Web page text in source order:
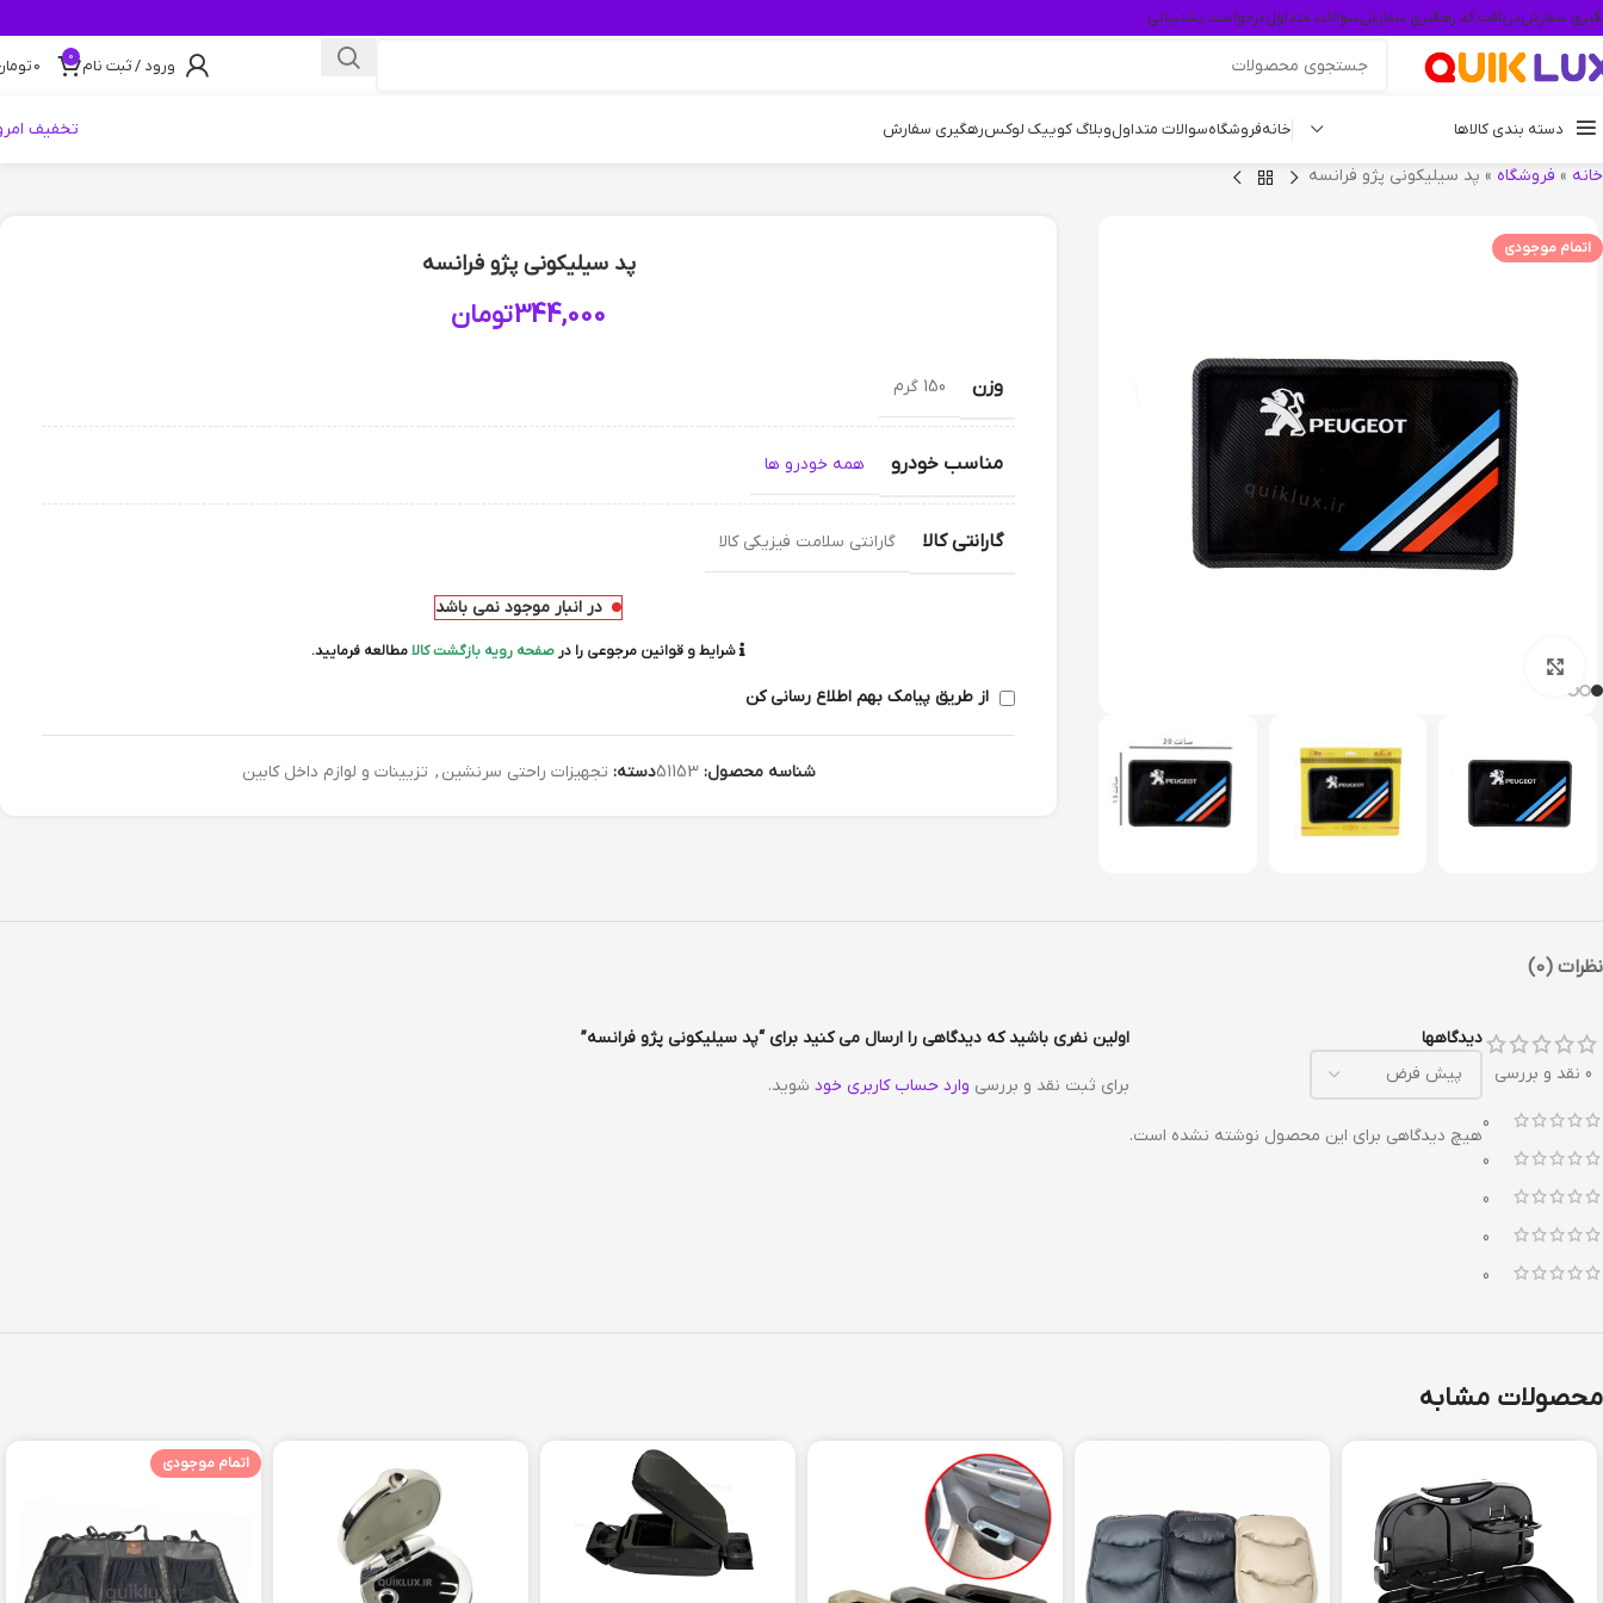
سفارشدریافت کد رهگیری سفارشسوالات متداولدرخواست پشتیبانی
ورود / ثبت نام 0
0
دسته بندی کالاها خانهفروشگاهسوالات متداولوبلاگ کوییک لوکسرهگیری سفارش تخفیف
خانه » فروشگاه » پد سیلیکونی پژو فرانسه
اتمام موجودی
پد سیلیکونی پژو فرانسه
344,000تومان
وزن 150 گرم
مناسب خودرو همه خودرو ها
گارانتی کالا گارانتی سلامت فیزیکی کالا
در انبار موجود نمی باشد
شرایط و قوانین مرجوعی را در صفحه رویه بازگشت کالامطالعه فرمایید.
از طریق پیامک بهم اطلاع رسانی کن
شناسه محصول:51153دسته: تجهیزات راحتی سرنشین , تزیینات و لوازم داخل کابین
نظرات (0)
0 نقد و بررسی
0
0
0
0
0
دیدگاهها
هیچ دیدگاهی برای این محصول نوشته نشده است.
اولین نفری باشید که دیدگاهی را ارسال می کنید برای “پد سیلیکونی پژو فرانسه”
برای ثبت نقد و بررسی وارد حساب کاربری خود شوید.
محصولات مشابه
اتمام موجودی